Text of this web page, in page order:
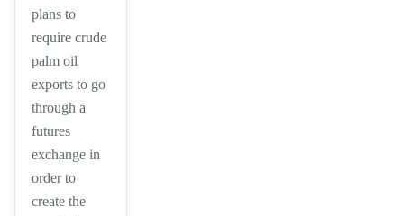
plans to
require crude
palm oil
exports to go
through a
futures
exchange in
order to
create the